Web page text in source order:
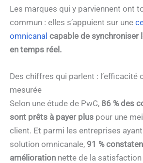
Les marques qui y parviennent ont
commun : elles s’appuient sur une
omnicanal capable de synchroniser
en temps réel.
Des chiffres qui parlent : l’efficacité
mesurée
Selon une étude de PwC, 86 % des
sont prêts à payer plus pour une
client. Et parmi les entreprises
solution omnicanale, 91 %
amélioration nette de la satisfaction